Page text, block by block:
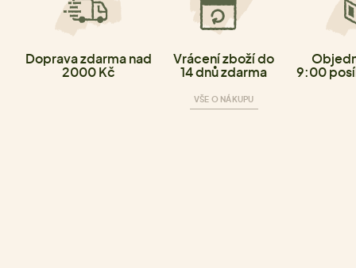
Doprava zdarma nad
2000 Kč
Vrácení zboží do
14 dnů zdarma
VŠE O NÁKUPU
9:00